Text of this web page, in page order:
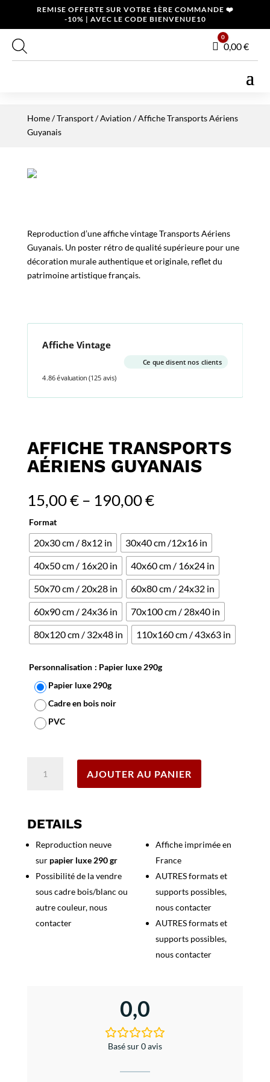
REMISE OFFERTE SUR VOTRE 1ÈRE COMMANDE ❤️
-10% | AVEC LE CODE BIENVENUE10
Panier
0
0,00€
Home/Transport/Aviation / Affiche Transports Aériens
Guyanais
Reproduction d’une affiche vintage Transports Aériens
Guyanais. Un poster rétro de qualité supérieure pour une
décoration murale authentique et originale, reflet du
patrimoine artistique français.
Affiche Vintage
Ce que disent nos clients
4.86 évaluation (125 avis)
AFFICHE TRANSPORTS
AÉRIENS GUYANAIS
15,00€– 190,00€
Format
20x30 cm / 8x12 in
30x40 cm /12x16 in
40x50 cm / 16x20 in
40x60 cm / 16x24 in
50x70 cm / 20x28 in
60x80 cm / 24x32 in
60x90 cm / 24x36 in
70x100 cm / 28x40 in
80x120 cm / 32x48 in
110x160 cm / 43x63 in
Personnalisation : Papier luxe 290g
Papier luxe 290g
Cadre en bois noir
PVC
Aériens
AJOUTER AU PANIER
DETAILS
Reproduction neuve
sur papier luxe 290 gr
Possibilité de la vendre
sous cadre bois/blanc ou
autre couleur, nous
contacter
Affiche imprimée en
France
AUTRES formats et
supports possibles,
nous contacter
AUTRES formats et
supports possibles,
nous contacter
0,0
Basé sur 0 avis